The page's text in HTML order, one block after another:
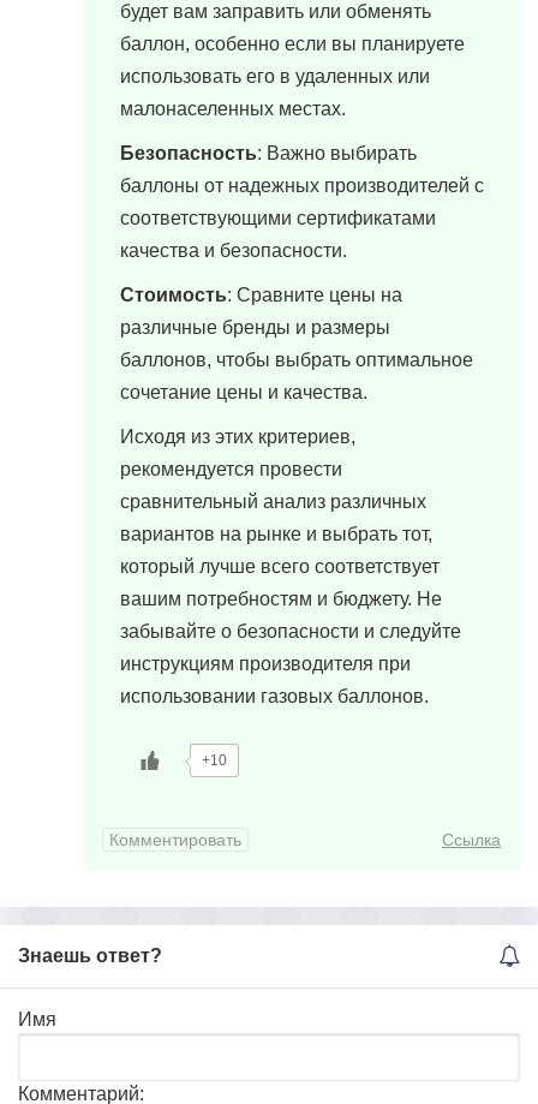
будет вам заправить или обменять
баллон, особенно если вы планируете
использовать его в удаленных или
малонаселенных местах.
Безопасность: Важно выбирать
баллоны от надежных производителей с
соответствующими сертификатами
качества и безопасности.
Стоимость: Сравните цены на
различные бренды и размеры
баллонов, чтобы выбрать оптимальное
сочетание цены и качества.
Исходя из этих критериев,
рекомендуется провести
сравнительный анализ различных
вариантов на рынке и выбрать тот,
который лучше всего соответствует
вашим потребностям и бюджету. Не
забывайте о безопасности и следуйте
инструкциям производителя при
использовании газовых баллонов.
+10
Комментировать Ссылка
Знаешь ответ?
Имя
Комментарий: